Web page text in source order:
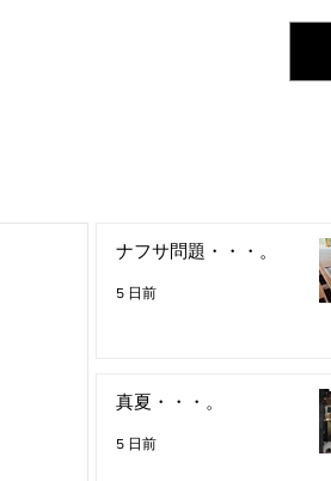
ナフサ問題・・・。
5 日前
真夏・・・。
5 日前